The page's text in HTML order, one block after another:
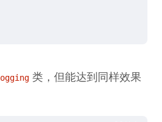
类，但能达到同样效果